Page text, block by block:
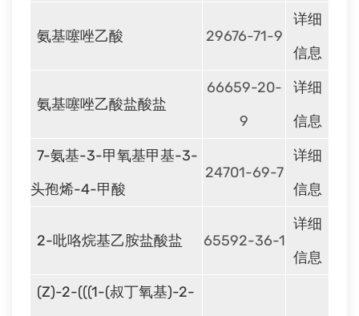
氨基噻唑乙酸 29676-71-9
详细
信息
氨基噻唑乙酸盐酸盐
66659-20-
9
详细
信息
7-氨基-3-甲氧基甲基-3-
头孢烯-4-甲酸
24701-69-7
详细
信息
2-吡咯烷基乙胺盐酸盐 65592-36-1
详细
信息
(Z)-2-(((1-(叔丁氧基)-2-